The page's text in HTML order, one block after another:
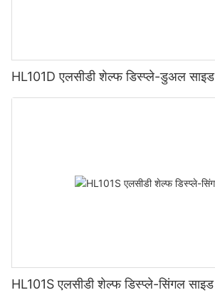
HL101D एलसीडी शेल्फ डिस्प्ले-डुअल साइड
HL101S एलसीडी शेल्फ डिस्प्ले-सिंगल साइड